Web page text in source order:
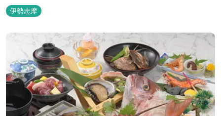
ングで。
伊勢志摩